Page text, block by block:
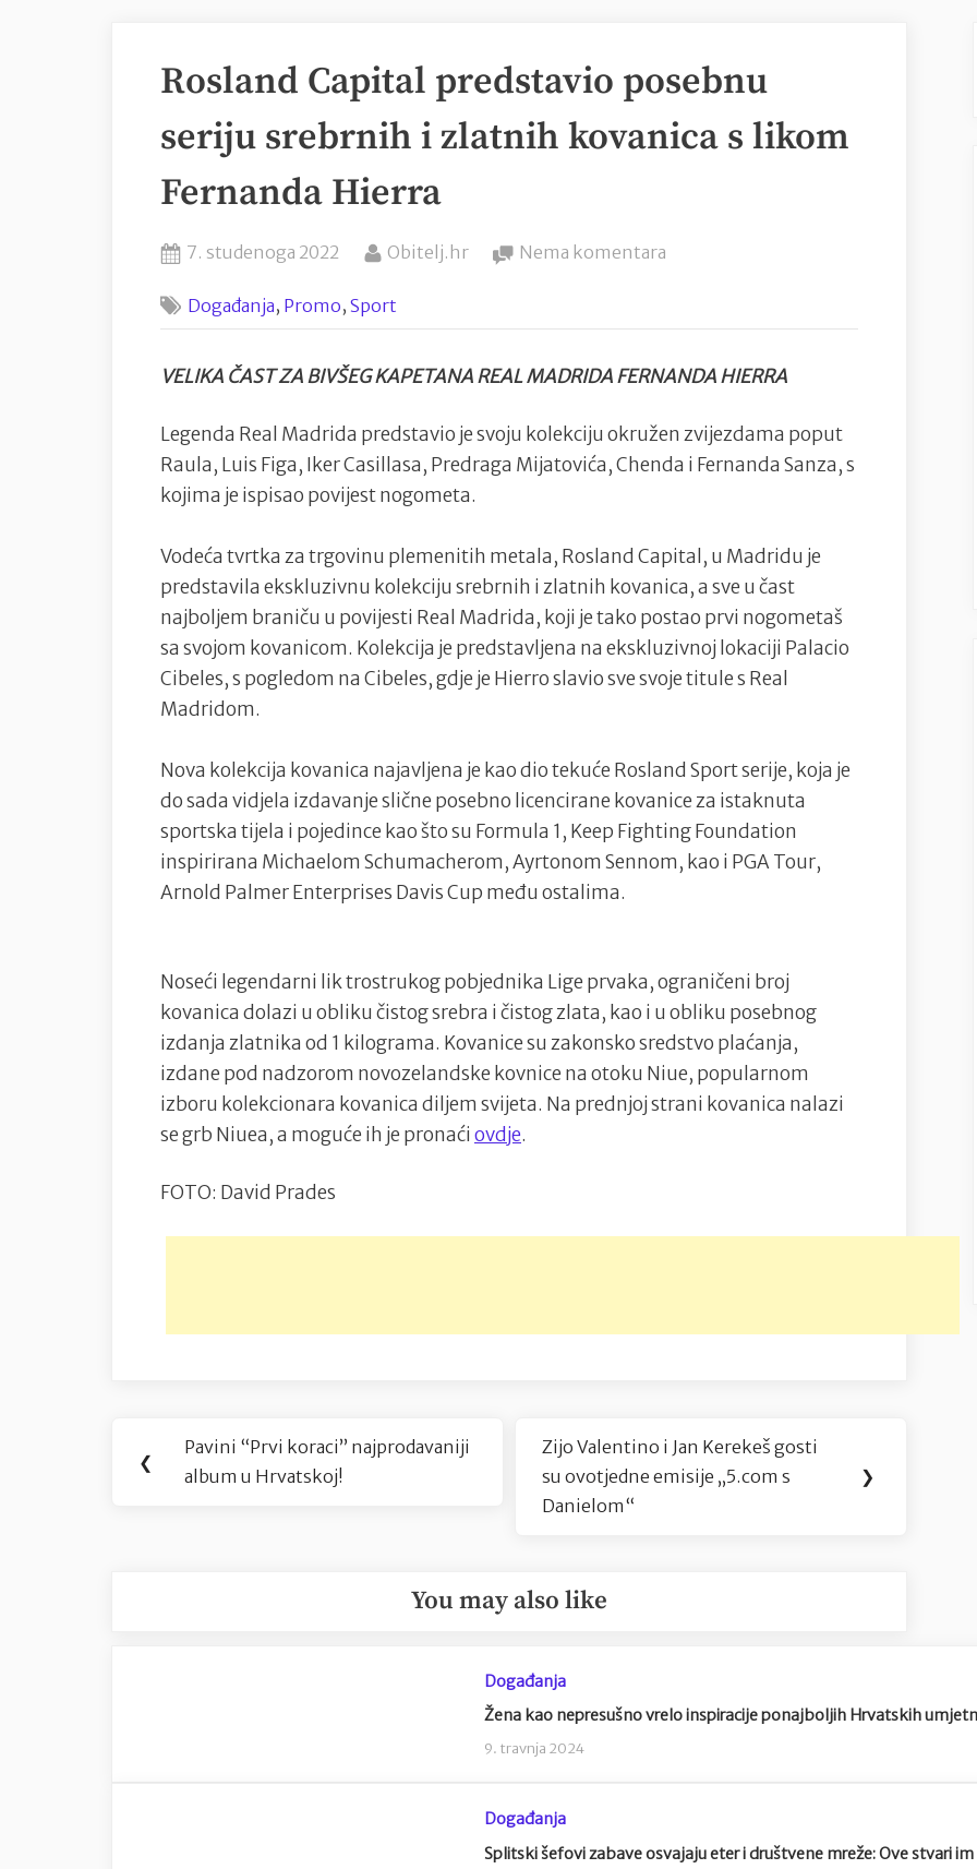
Rosland Capital predstavio posebnu
seriju srebrnih i zlatnih kovanica s likom
Fernanda Hierra
Posted
7. studenoga 2022 By
Obitelj.hr Nema komentara
posebnu
srebrnih
i
s
likom
Fernanda
Hierra
Događanja, Promo,Sport
VELIKA ČAST ZA BIVŠEG KAPETANA REAL MADRIDA FERNANDA HIERRA
Legenda Real Madrida predstavio je svoju kolekciju okružen zvijezdama poput
Raula, Luis Figa, Iker Casillasa, Predraga Mijatovića, Chenda i Fernanda Sanza, s
kojima je ispisao povijest nogometa.
Vodeća tvrtka za trgovinu plemenitih metala, Rosland Capital, u Madridu je
predstavila ekskluzivnu kolekciju srebrnih i zlatnih kovanica, a sve u čast
najboljem braniču u povijesti Real Madrida, koji je tako postao prvi nogometaš
sa svojom kovanicom. Kolekcija je predstavljena na ekskluzivnoj lokaciji Palacio
Cibeles, s pogledom na Cibeles, gdje je Hierro slavio sve svoje titule s Real
Madridom.
Nova kolekcija kovanica najavljena je kao dio tekuće Rosland Sport serije, koja je
do sada vidjela izdavanje slične posebno licencirane kovanice za istaknuta
sportska tijela i pojedince kao što su Formula 1, Keep Fighting Foundation
inspirirana Michaelom Schumacherom, Ayrtonom Sennom, kao i PGA Tour,
Arnold Palmer Enterprises Davis Cup među ostalima.
Noseći legendarni lik trostrukog pobjednika Lige prvaka, ograničeni broj
kovanica dolazi u obliku čistog srebra i čistog zlata, kao i u obliku posebnog
izdanja zlatnika od 1 kilograma. Kovanice su zakonsko sredstvo plaćanja,
izdane pod nadzorom novozelandske kovnice na otoku Niue, popularnom
izboru kolekcionara kovanica diljem svijeta. Na prednjoj strani kovanica nalazi
se grb Niuea, a moguće ih je pronaći ovdje.
FOTO: David Prades
Navigacija
objava
❮
Previous
Post:
Pavini “Prvi koraci” najprodavaniji
album u Hrvatskoj!
Next
Post:
Zijo Valentino i Jan Kerekeš gosti
su ovotjedne emisije „5.com s
Danielom“
❯
You may also like
Događanja
Žena kao nepresušno vrelo inspiracije ponajboljih Hrvatskih
9. travnja 2024
Događanja
Splitski šefovi zabave osvajaju eter i društvene mreže: Ove stvari